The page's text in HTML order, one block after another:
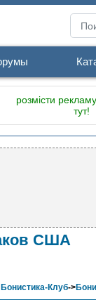
розмісти
тут!
США
Клуб->